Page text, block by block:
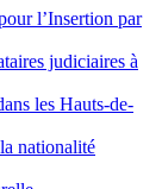
l’Insertion par
judiciaires à
les Hauts-de-
nationalité